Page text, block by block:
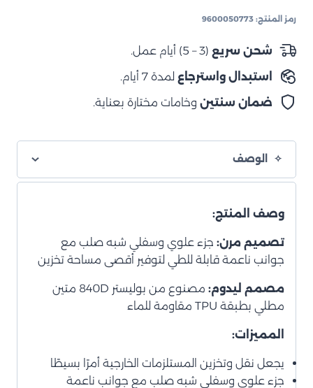
لتر
رمز المنتج: 9600050773
شحن سريع (3 – 5) أيام عمل.
استبدال واسترجاع لمدة 7 أيام.
ضمان سنتين وخامات مختارة بعناية.
الوصف
وصف المنتج:
تصميم مرن: جزء علوي وسفلي شبه صلب مع
جوانب ناعمة قابلة للطي لتوفير أقصى مساحة تخزين
مصمم ليدوم:
مصنوع من بوليستر 840D متين
مطلي بطبقة TPU مقاومة للماء
المميزات:
يجعل نقل وتخزين المستلزمات الخارجية أمرًا بسيطًا
جزء علوي وسفلي شبه صلب مع جوانب ناعمة